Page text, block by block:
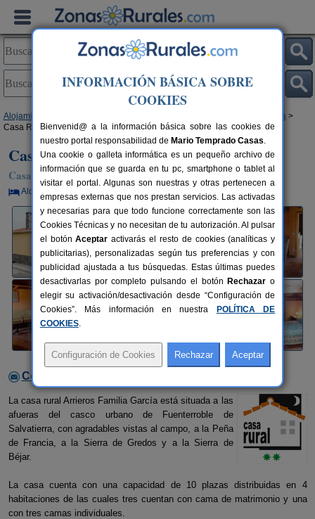
Alojamientos Fuenterroble de Salvatierra>
Casa Rural Arrieros Familia Garcia
Casa Rural Arrieros Familia Garcia
Casa Rural en Fuenterroble de Salvatierra (Salamanca)
Alquiler por habitaciones 10+2 plazas 45 km de Salamanca
Contactar con el alojamiento
La casa rural Arrieros Familia García está situada a las
afueras del casco urbano de Fuenterroble de
Salvatierra, con agradables vistas al campo, a la Peña
de Francia, a la Sierra de Gredos y a la Sierra de
Béjar.
La casa cuenta con una capacidad de 10 plazas distribuidas en 4
habitaciones de las cuales tres cuentan con cama de matrimonio y una
con tres camas individuales.
INFORMACIÓN BÁSICA SOBRE
COOKIES
Bienvenid@ a la información básica sobre las cookies de
nuestro portal responsabilidad de Mario Temprado Casas.
Una cookie o galleta informática es un pequeño archivo de
información que se guarda en tu pc, smartphone o tablet al
visitar el portal. Algunas son nuestras y otras pertenecen a
empresas externas que nos prestan servicios. Las activadas
y necesarias para que todo funcione correctamente son las
Cookies Técnicas y no necesitan de tu autorización. Al pulsar
el botónAceptar activarás el resto de cookies (analíticas y
publicitarias), personalizadas según tus preferencias y con
publicidad ajustada a tus búsquedas. Estas últimas puedes
desactivarlas por completo pulsando el botón Rechazar o
elegir su activación/desactivación desde “Configuración de
Cookies”. Más información en nuestra
POLÍTICA DE
COOKIES.